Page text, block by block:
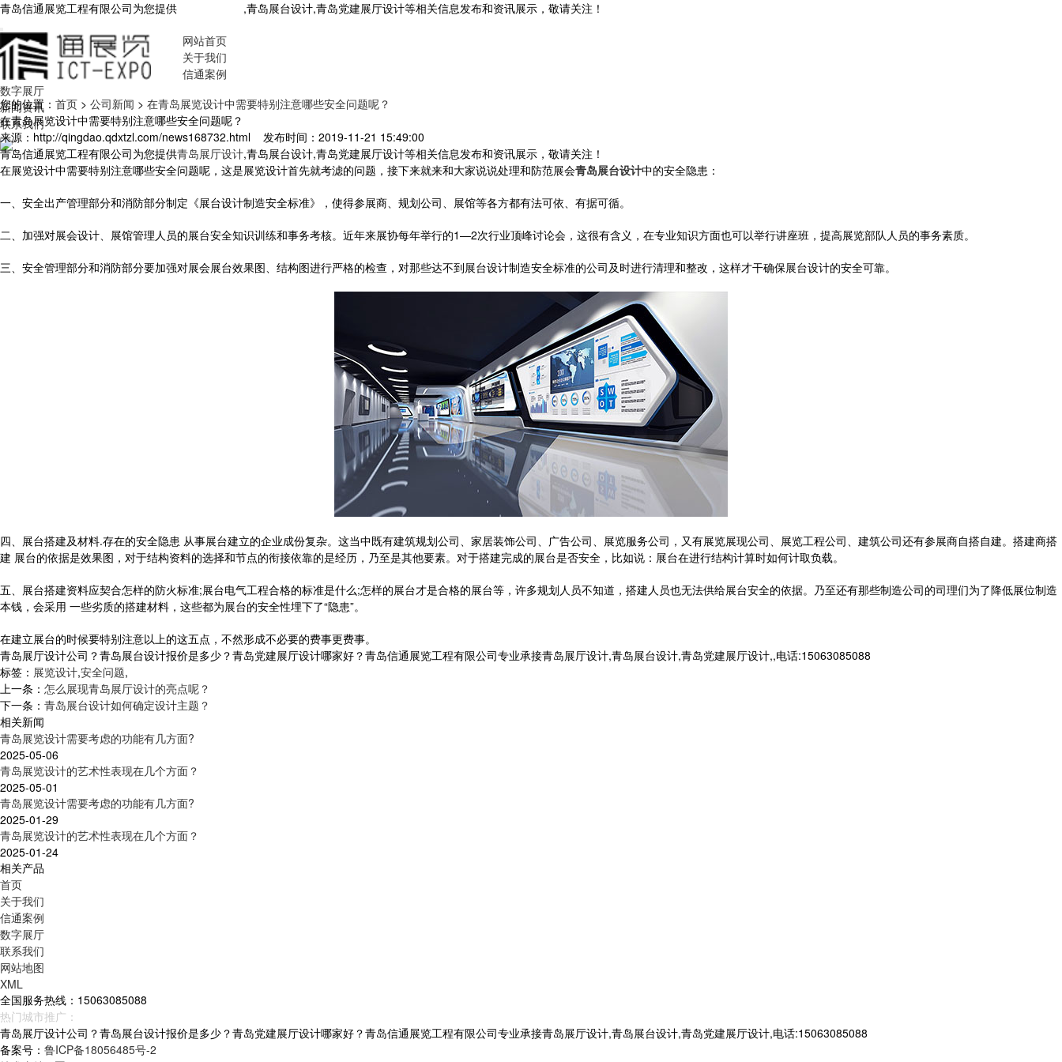
青岛信通展览工程有限公司为您提供 ,青岛展台设计,青岛党建展厅设计等相关信息发布和资讯展示，敬请关注！
网站首页
关于我们
信通案例
数字展厅
新闻资讯
联系我们
您的位置： 首页 > 公司新闻 > 在青岛展览设计中需要特别注意哪些安全问题呢？
在青岛展览设计中需要特别注意哪些安全问题呢？
来源：http://qingdao.qdxtzl.com/news168732.html 发布时间：2019-11-21 15:49:00
青岛信通展览工程有限公司为您提供青岛展厅设计,青岛展台设计,青岛党建展厅设计等相关信息发布和资讯展示，敬请关注！
在展览设计中需要特别注意哪些安全问题呢，这是展览设计首先就考滤的问题，接下来就来和大家说说处理和防范展会青岛展台设计中的安全隐患：
一、安全出产管理部分和消防部分制定《展台设计制造安全标准》，使得参展商、规划公司、展馆等各方都有法可依、有据可循。
二、加强对展会设计、展馆管理人员的展台安全知识训练和事务考核。近年来展协每年举行的1—2次行业顶峰讨论会，这很有含义，在专业知识方面也可以举行讲座班，提高展览部队人员的事务素质。
三、安全管理部分和消防部分要加强对展会展台效果图、结构图进行严格的检查，对那些达不到展台设计制造安全标准的公司及时进行清理和整改，这样才干确保展台设计的安全可靠。
四、展台搭建及材料.存在的安全隐患 从事展台建立的企业成份复杂。这当中既有建筑规划公司、家居装饰公司、广告公司、展览服务公司，又有展览展现公司、展览工程公司、建筑公司还有参展商自搭自建。搭建商搭
建 展台的依据是效果图，对于结构资料的选择和节点的衔接依靠的是经历，乃至是其他要素。对于搭建完成的展台是否安全，比如说：展台在进行结构计算时如何计取负载。
五、展台搭建资料应契合怎样的防火标准;展台电气工程合格的标准是什么;怎样的展台才是合格的展台等，许多规划人员不知道，搭建人员也无法供给展台安全的依据。乃至还有那些制造公司的司理们为了降低展位制造
本钱，会采用 一些劣质的搭建材料，这些都为展台的安全性埋下了“隐患”。
在建立展台的时候要特别注意以上的这五点，不然形成不必要的费事更费事。
青岛展厅设计公司？青岛展台设计报价是多少？青岛党建展厅设计哪家好？青岛信通展览工程有限公司专业承接青岛展厅设计,青岛展台设计,青岛党建展厅设计,,电话:15063085088
标签： 展览设计,安全问题,
上一条： 怎么展现青岛展厅设计的亮点呢？
下一条： 青岛展台设计如何确定设计主题？
相关新闻
青岛展览设计需要考虑的功能有几方面?
2025-05-06
青岛展览设计的艺术性表现在几个方面？
2025-05-01
青岛展览设计需要考虑的功能有几方面?
2025-01-29
青岛展览设计的艺术性表现在几个方面？
2025-01-24
相关产品
首页
关于我们
信通案例
数字展厅
联系我们
网站地图
XML
全国服务热线：15063085088
热门城市推广：
青岛展厅设计公司？青岛展台设计报价是多少？青岛党建展厅设计哪家好？青岛信通展览工程有限公司专业承接青岛展厅设计,青岛展台设计,青岛党建展厅设计,电话:15063085088
备案号： 鲁ICP备18056485号-2